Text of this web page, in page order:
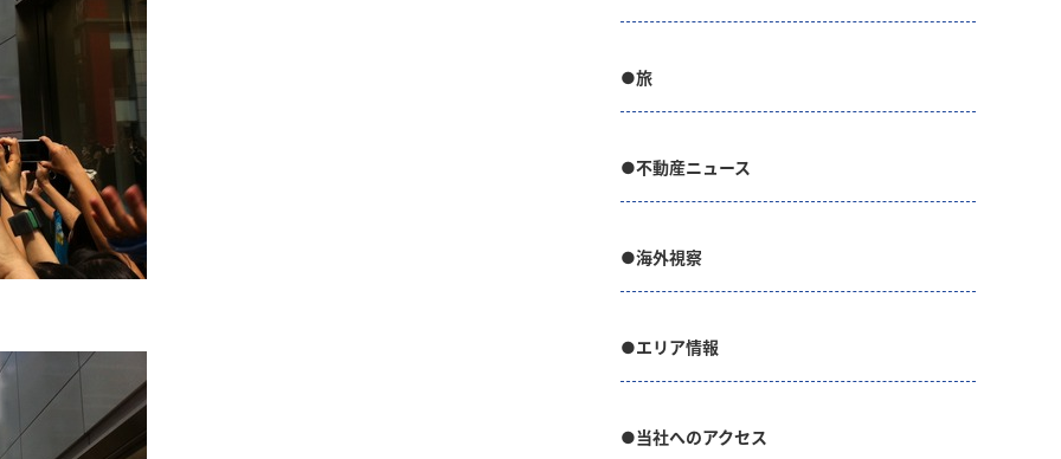
●旅
●不動産ニュース
●海外視察
●エリア情報
●当社へのアクセス